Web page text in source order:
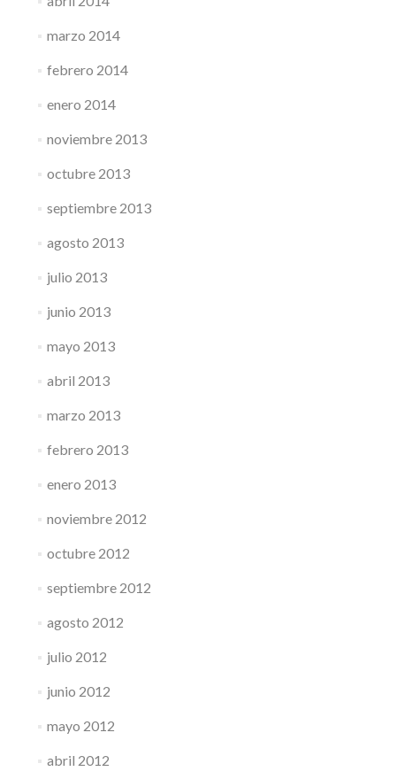
marzo 2014
febrero 2014
enero 2014
noviembre 2013
octubre 2013
septiembre 2013
agosto 2013
julio 2013
junio 2013
mayo 2013
abril 2013
marzo 2013
febrero 2013
enero 2013
noviembre 2012
octubre 2012
septiembre 2012
agosto 2012
julio 2012
junio 2012
mayo 2012
abril 2012